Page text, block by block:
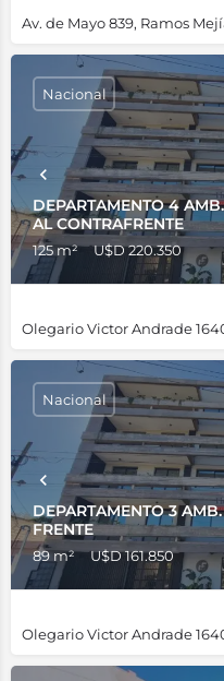
DEPARTAMENTO 4
AL CONTRAFRENTE
125 m² U$D 220.350
Nacional
DEPARTAMENTO 3
FRENTE
89 m² U$D 161.850
Nacional